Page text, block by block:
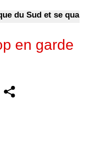
Sud et se qualifie
en garde